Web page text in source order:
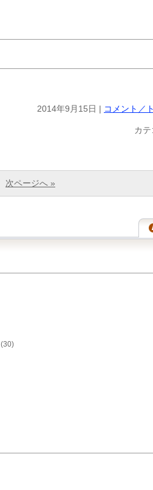
2014年9月15日 | コメント／
カ
次ページへ »
(30)